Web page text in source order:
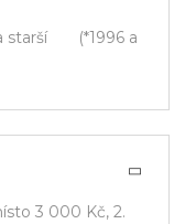
(*1996 a
3 000 Kč, 2.